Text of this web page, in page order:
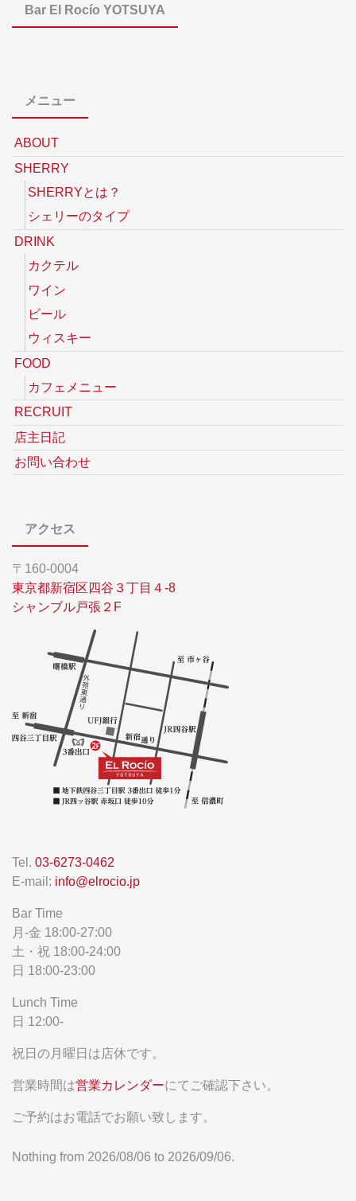
Bar El Rocío YOTSUYA
メニュー
ABOUT
SHERRY
SHERRYとは？
シェリーのタイプ
DRINK
カクテル
ワイン
ビール
ウィスキー
FOOD
カフェメニュー
RECRUIT
店主日記
お問い合わせ
アクセス
〒160-0004
東京都新宿区四谷３丁目４-8
シャンブル戸張２F
Tel. 03-6273-0462
E-mail: info@elrocio.jp
Bar Time
月-金 18:00-27:00
土・祝 18:00-24:00
日 18:00-23:00
Lunch Time
日 12:00-
祝日の月曜日は店休です。
営業時間は営業カレンダーにてご確認下さい。
ご予約はお電話でお願い致します。
Nothing from 2026/08/06 to 2026/09/06.